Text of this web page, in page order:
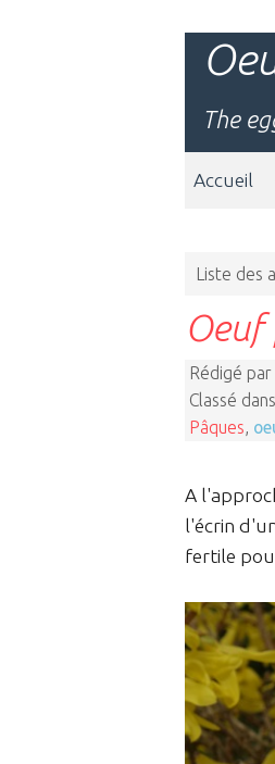
The
Accueil
Liste des
Oeuf
Rédigé
Classé
Pâques
A
l'écrin
fertile